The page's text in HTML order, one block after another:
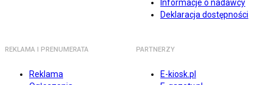
Informacje o nadawcy
Deklaracja dostępności
REKLAMA I PRENUMERATA
Reklama
PARTNERZY
E-kiosk.pl